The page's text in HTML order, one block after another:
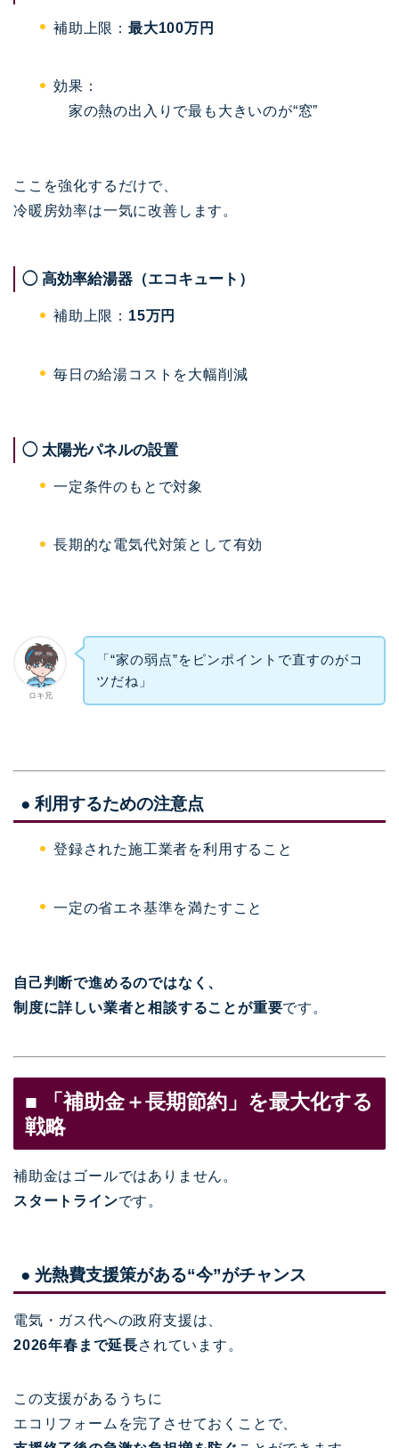
補助上限： 最大100万円
効果：
家の熱の出入りで最も大きいのが“窓”
ここを強化するだけで、
冷暖房効率は一気に改善します。
◯ 高効率給湯器（エコキュート）
補助上限： 15万円
毎日の給湯コストを大幅削減
◯ 太陽光パネルの設置
一定条件のもとで対象
長期的な電気代対策として有効
ロキ兄
「“家の弱点”をピンポイントで直すのがコ
ツだね」
● 利用するための注意点
登録された施工業者を利用すること
一定の省エネ基準を満たすこと
自己判断で進めるのではなく、
制度に詳しい業者と相談することが重要です。
■ 「補助金＋長期節約」を最大化する
戦略
補助金はゴールではありません。
スタートラインです。
● 光熱費支援策がある“今”がチャンス
電気・ガス代への政府支援は、
2026年春まで延長されています。
この支援があるうちに
エコリフォームを完了させておくことで、